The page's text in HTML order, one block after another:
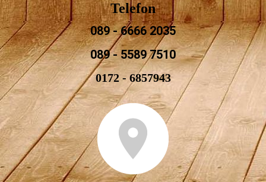
Telefon
089 - 6666 2035
089 - 5589 7510
0172 - 6857943